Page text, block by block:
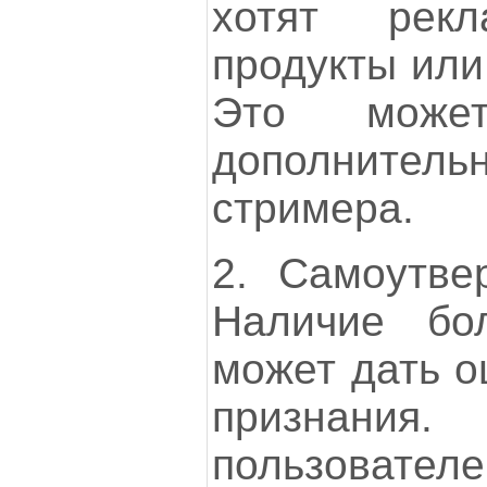
хотят
продукты
Это
стримера.
2.
Наличие
может дать